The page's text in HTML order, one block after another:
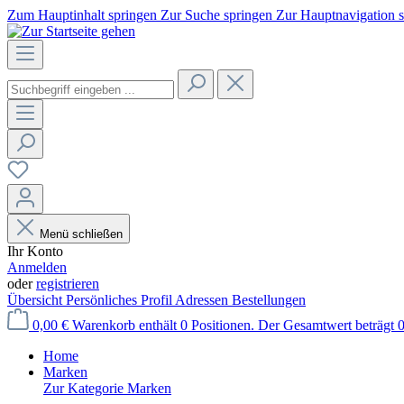
Zum Hauptinhalt springen Zur Suche springen Zur Hauptnavigation
Menü schließen
Ihr Konto
Anmelden
oderregistrieren
Übersicht Persönliches Profil Adressen Bestellungen
0,00 € Warenkorb enthält 0 Positionen. Der Gesamtwert beträgt
Home
Marken
Zur Kategorie Marken